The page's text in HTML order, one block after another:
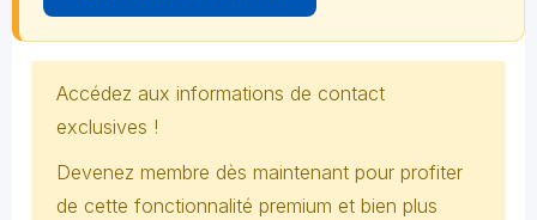
Accédez aux informations de contact
exclusives !
Devenez membre dès maintenant pour profiter
de cette fonctionnalité premium et bien plus